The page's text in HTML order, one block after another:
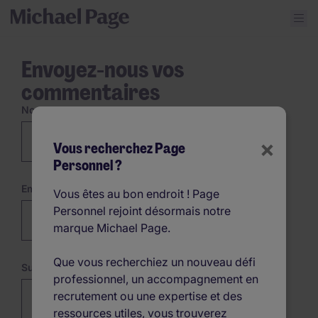
×
Vous recherchez Page
Personnel ?
Vous êtes au bon endroit ! Page
Personnel rejoint désormais notre
marque Michael Page.
Que vous recherchiez un nouveau défi
professionnel, un accompagnement en
recrutement ou une expertise et des
ressources utiles, vous trouverez
Envoyez-nous vos
commentaires
Nom
Email
Sujet du commentaire